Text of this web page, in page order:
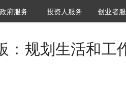
城市之窗
政府服务 VClub投资机构库
投资机构职位推介
投资人服务 创投氪
创业者
：规划生活和工